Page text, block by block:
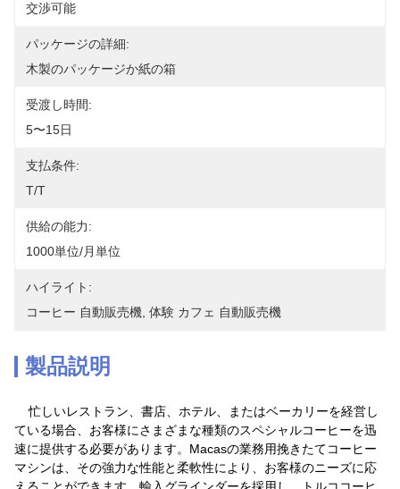
交渉可能
パッケージの詳細:
木製のパッケージか紙の箱
受渡し時間:
5〜15日
支払条件:
T/T
供給の能力:
1000単位/月単位
ハイライト:
コーヒー 自動販売機 体験 カフェ 自動販売機
製品説明
忙しいレストラン、書店、ホテル、またはベーカリーを経営し
ている場合、お客様にさまざまな種類のスペシャルコーヒーを迅
速に提供する必要があります。Macasの業務用挽きたてコーヒー
マシンは、その強力な性能と柔軟性により、お客様のニーズに応